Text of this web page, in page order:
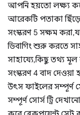
আপনি হয়তো লক্ষ্য
আরেকটি পতাকা
সংস্করণ 5 সক্ষম করা,
ডিবাগিং শুরু করতে
সাহায্যে, কিছু তথ্য
সংস্করণ 4 বাদ দেওয়া
উৎস ফাইলের সম্পূর্ণ
সম্পূর্ণ সোর্স ট্রি